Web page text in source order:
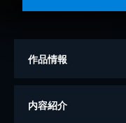
作品情報
モデル
内容紹介